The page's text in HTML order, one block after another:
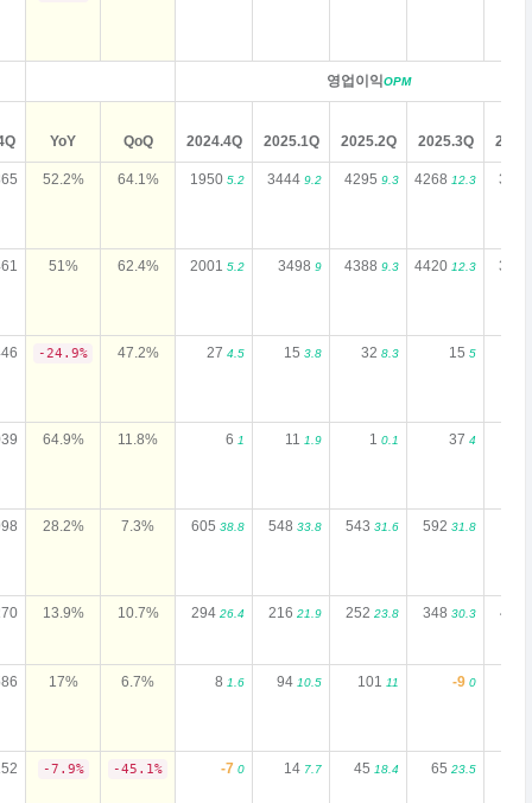
영업이익OPM
YoY QoQ 2024.4Q 2025.1Q 2025.2Q 2025.3Q
52.2% 64.1% 1950 5.2 3444 9.2 4295 9.3 4268 12.3
51% 62.4% 2001 5.2 3498 9 4388 9.3 4420 12.3
-24.9% 47.2% 27 4.5 15 3.8 32 8.3 15 5
64.9% 11.8% 6 1 11 1.9 1 0.1 37 4
28.2% 7.3% 605 38.8 548 33.8 543 31.6 592 31.8
13.9% 10.7% 294 26.4 216 21.9 252 23.8 348 30.3 461
17% 6.7% 8 1.6 94 10.5 101 11 -9 0
-7.9% -45.1% -7 0 14 7.7 45 18.4 65 23.5